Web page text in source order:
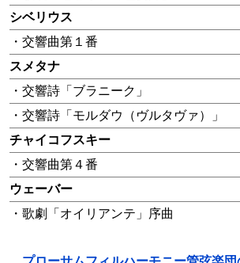
シベリウス
・交響曲第１番
スメタナ
・交響詩「ブラニーク」
・交響詩「モルダウ（ヴルタヴァ）」
チャイコフスキー
・交響曲第４番
ウェーバー
・歌劇「オイリアンテ」序曲